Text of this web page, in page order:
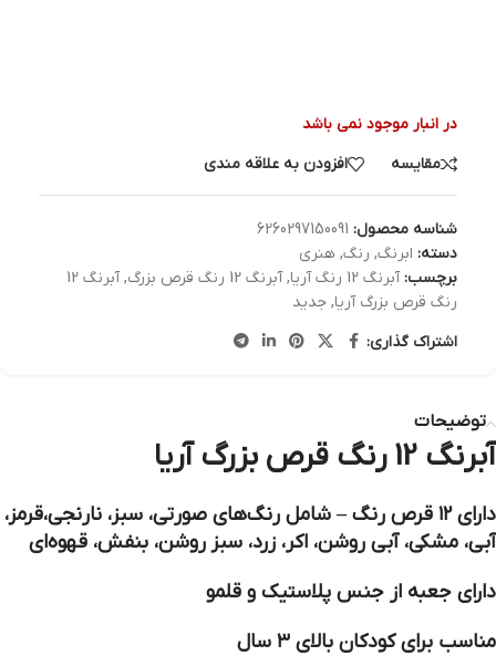
در انبار موجود نمی باشد
مقایسه
افزودن به علاقه مندی
شناسه محصول: 6260297150091
دسته: ابرنگ, رنگ, هنری
برچسب: آبرنگ 12 رنگ آريا , آبرنگ 12 رنگ قرص بزرگ ,
آبرنگ 12
رنگ قرص بزرگ آريا, جدید
اشتراک گذاری:
توضیحات
آبرنگ 12 رنگ قرص بزرگ آريا
دارای ۱۲ قرص رنگ – شامل رنگ‎‌های صورتی، سبز، نارنجی،قرمز،
آبی، مشکی، آبی روشن، اکر، زرد، سبز روشن، بنفش، قهوه‌ای
دارای جعبه از جنس پلاستیک و قلمو
مناسب برای کودکان بالای ۳ سال